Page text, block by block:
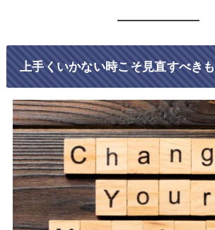
上手くいかない時こそ見直すべき